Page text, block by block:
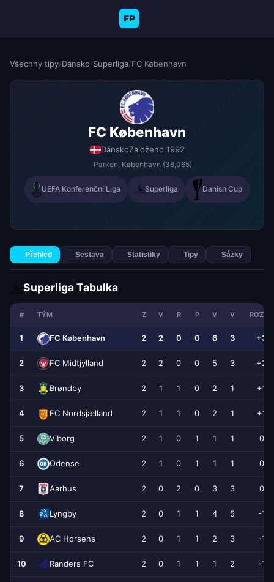
FP
Všechny tipy/Dánsko/Superliga/FC København
FC København
DánskoZaloženo 1992
Parken, København (38,065)
UEFA Konferenční Liga Superliga Danish Cup
Přehled Sestava Statistiky Tipy Sázky
Superliga Tabulka
# TÝM Z V R P V V ROZDÍL
1 FC København 2 2 0 0 6 3 +3
2 FC Midtjylland 2 2 0 0 5 3 +2
3 Brøndby 2 1 1 0 2 1 +1
4 FC Nordsjælland 2 1 1 0 2 1 +1
5 Viborg 2 1 0 1 1 1 0
6 Odense 2 1 0 1 1 1 0
7 Aarhus 2 0 2 0 3 3 0
8 Lyngby 2 0 1 1 4 5 -1
9 AC Horsens 2 0 1 1 2 3 -1
10 Randers FC 2 0 1 1 1 2 -1